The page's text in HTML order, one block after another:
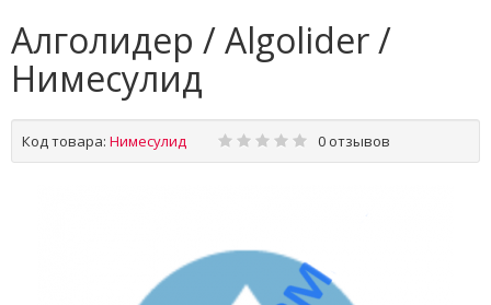
Алголидер / Algolider /
Нимесулид
Код товара: Нимесулид 0 отзывов